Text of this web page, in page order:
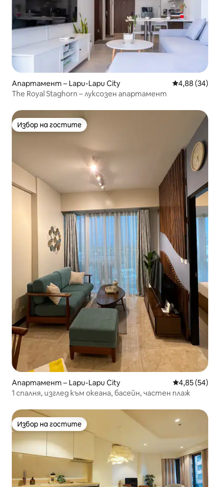
Апартамент – Lapu-Lapu City Средна
4,88 (34)
The Royal Staghorn – луксозен апартамент
Избор на гостите
Избор на гостите
Апартамент – Lapu-Lapu City Средна
4,85 (54)
1 спалня, изглед към океана, басейн, частен плаж
Избор на гостите
Избор на гостите